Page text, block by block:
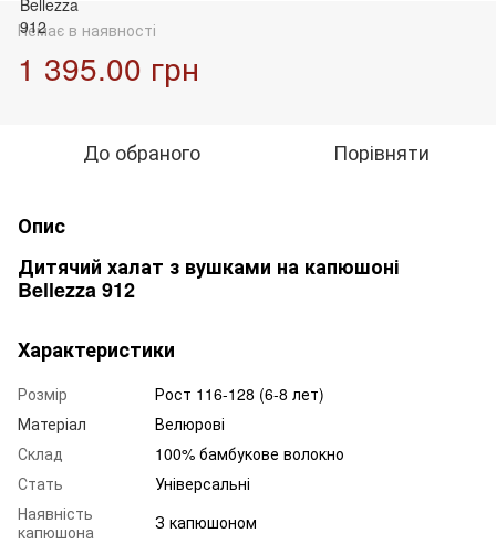
Немає в наявності
1 395.00 грн
До обраного Порівняти
Опис
Дитячий халат з вушками на капюшоні
Bellezza 912
Характеристики
Розмір
Рост 116-128 (6-8 лет)
Матеріал
Велюрові
Склад
100% бамбукове волокно
Стать
Універсальні
Наявність
капюшона
З капюшоном